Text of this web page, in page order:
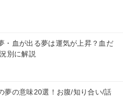
・血が出る夢は運気が上昇？血だ
別に解説
夢の意味20選！お腹/知り合い/話